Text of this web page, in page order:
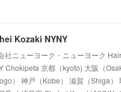
Kozaki NYNY
社ニューヨーク・ニューヨーク
Chokipeta 京都（kyoto) 大阪（
） 神戸（Kobe） 滋賀（Shiga）